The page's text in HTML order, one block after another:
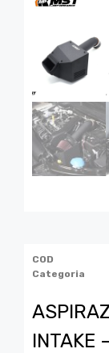
COD
Categoria
INTAKE